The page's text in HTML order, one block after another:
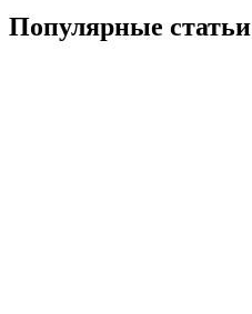
Популярные статьи